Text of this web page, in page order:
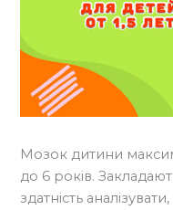
Мозок дитини
до 6 років.
здатність